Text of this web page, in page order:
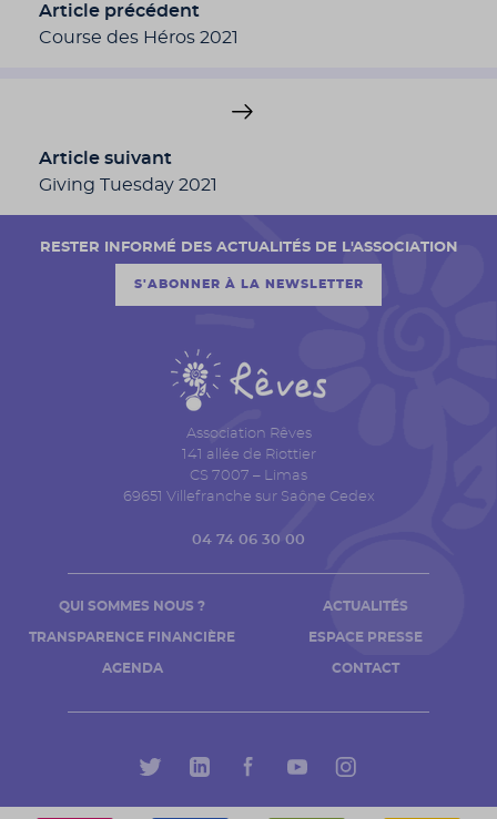
Article précédent
Course des Héros 2021
Article suivant
Giving Tuesday 2021
Association Rêves
141 allée de Riottier
CS 7007 – Limas
69651 Villefranche sur Saône Cedex
04 74 06 30 00
QUI SOMMES NOUS ?
TRANSPARENCE FINANCIÈRE
AGENDA
ACTUALITÉS
ESPACE PRESSE
CONTACT
RESTER INFORMÉ DES ACTUALITÉS DE L'ASSOCIATION
S'ABONNER À LA NEWSLETTER
Mentions légales